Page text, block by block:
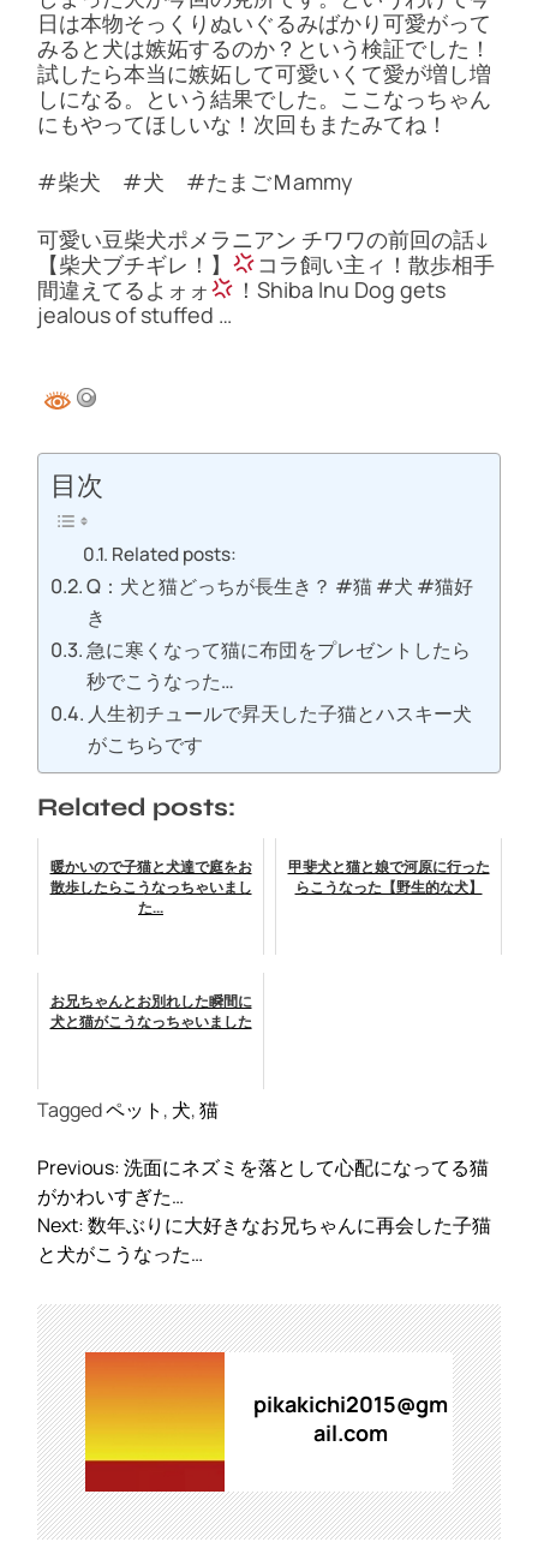
日は本物そっくりぬいぐるみばかり可愛がって
みると犬は嫉妬するのか？という検証でした！
試したら本当に嫉妬して可愛いくて愛が増し増
しになる。という結果でした。ここなっちゃん
にもやってほしいな！次回もまたみてね！
#柴犬 #犬 #たまごＭammy
可愛い豆柴犬ポメラニアン チワワの前回の話↓
【柴犬ブチギレ！】
コラ飼い主ィ！散歩相手
間違えてるよォォ
！Shiba Inu Dog gets
jealous of stuffed …
目次
Related posts:
Q：犬と猫どっちが長生き？ #猫 #犬 #猫好
き
急に寒くなって猫に布団をプレゼントしたら
秒でこうなった…
人生初チュールで昇天した子猫とハスキー犬
がこちらです
Related posts:
暖かいので子猫と犬達で庭をお
散歩したらこうなっちゃいまし
た...
甲斐犬と猫と娘で河原に行った
らこうなった【野生的な犬】
お兄ちゃんとお別れした瞬間に
犬と猫がこうなっちゃいました
Taggedペット , 犬,猫
投
稿
ナ
ビ
ー
シ
ョ
ン
Previous:洗面にネズミを落として心配になってる猫
がかわいすぎた…
Next:数年ぶりに大好きなお兄ちゃんに再会した子猫
と犬がこうなった…
pikakichi2015@gm
ail.com